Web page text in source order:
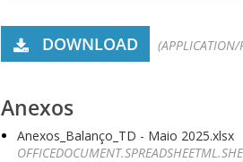
DOWNLOAD
Anexos
Anexos_Balanço_TD - Maio 2025.xlsx